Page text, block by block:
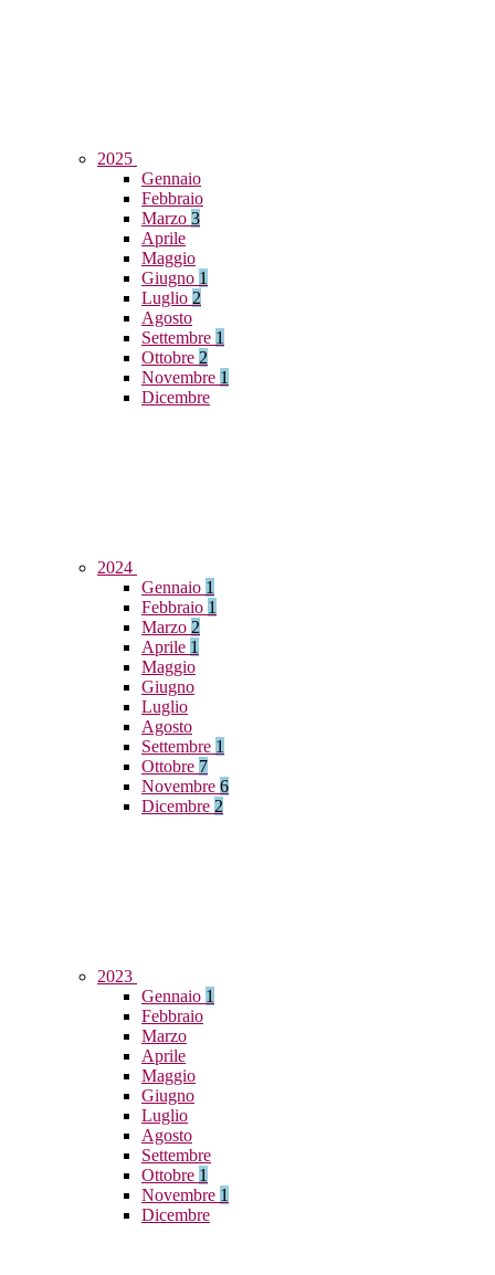
2025
Gennaio
Febbraio
Marzo 3
Aprile
Maggio
Giugno 1
Luglio 2
Agosto
Settembre 1
Ottobre 2
Novembre 1
Dicembre
2024
Gennaio 1
Febbraio 1
Marzo 2
Aprile 1
Maggio
Giugno
Luglio
Agosto
Settembre 1
Ottobre 7
Novembre 6
Dicembre 2
2023
Gennaio 1
Febbraio
Marzo
Aprile
Maggio
Giugno
Luglio
Agosto
Settembre
Ottobre 1
Novembre 1
Dicembre